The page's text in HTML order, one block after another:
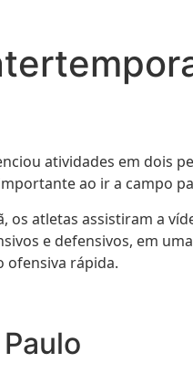
atividades em dois
ao ir a campo
atletas assistiram a
e defensivos, em
ofensiva rápida.